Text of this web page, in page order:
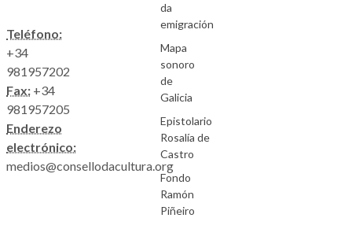
Teléfono:
+34
981957202
Fax: +34
981957205
Enderezo
electrónico:
medios@consellodacultura.org
da
emigración
Mapa
sonoro
de
Galicia
Epistolario
Rosalía de
Castro
Fondo
Ramón
Piñeiro